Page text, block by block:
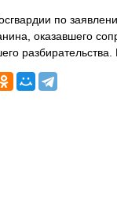
по
оказавшего